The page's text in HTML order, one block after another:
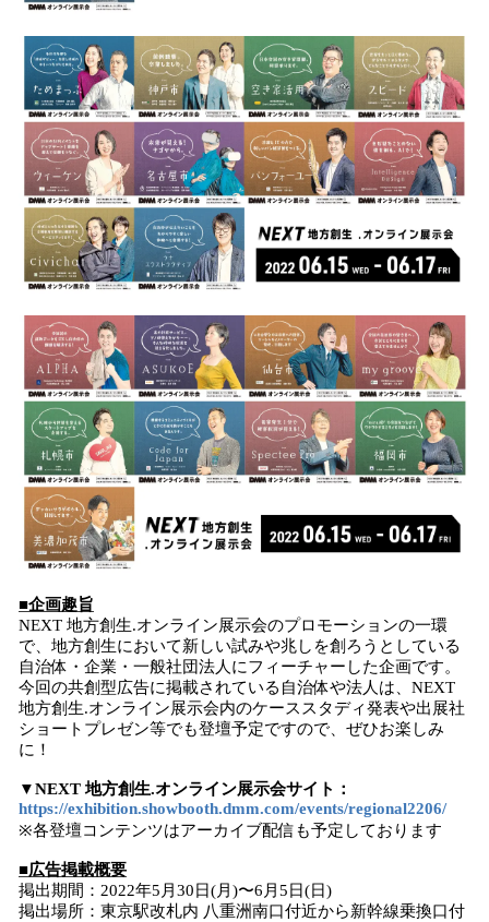
■企画趣旨
NEXT 地方創生.オンライン展示会のプロモーションの一環
で、地方創生において新しい試みや兆しを創ろうとしている
自治体・企業・一般社団法人にフィーチャーした企画です。
今回の共創型広告に掲載されている自治体や法人は、NEXT
地方創生.オンライン展示会内のケーススタディ発表や出展社
ショートプレゼン等でも登壇予定ですので、ぜひお楽しみ
に！
▼NEXT 地方創生.オンライン展示会サイト：
https://exhibition.showbooth.dmm.com/events/regional2206/
※各登壇コンテンツはアーカイブ配信も予定しております
■広告掲載概要
掲出期間：2022年5月30日(月)〜6月5日(日)
掲出場所：東京駅改札内 八重洲南口付近から新幹線乗換口付